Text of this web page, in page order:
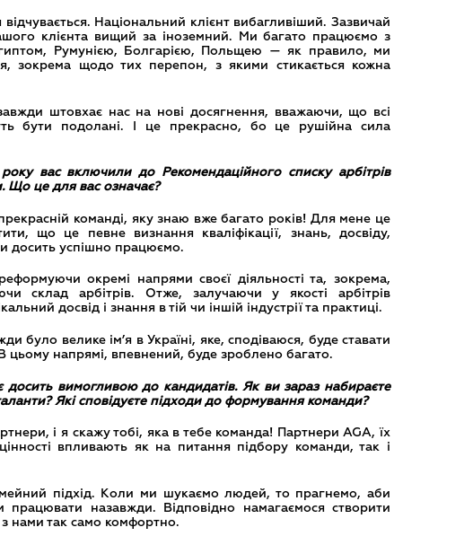
Національний клієнт вибагливіший. Зазвичай
клієнта вищий за іноземний. Ми багато працюємо з
Румунією, Болгарією, Польщею — як правило, ми
зокрема щодо тих перепон, з якими стикається кожна
штовхає нас на нові досягнення, вважаючи, що всі
бути подолані. І це прекрасно, бо це рушійна сила
вас включили до Рекомендаційного списку арбітрів
це для вас означає?
команді, яку знаю вже багато років! Для мене це
що це певне визнання кваліфікації, знань, досвіду,
досить успішно працюємо.
окремі напрями своєї діяльності та, зокрема,
склад арбітрів. Отже, залучаючи у якості арбітрів
досвід і знання в тій чи іншій індустрії та практиці.
велике ім’я в Україні, яке, сподіваюся, буде ставати
цьому напрямі, впевнений, буде зроблено багато.
вимогливою до кандидатів. Як ви зараз набираєте
Які сповідуєте підходи до формування команди?
і я скажу тобі, яка в тебе команда! Партнери AGA, їх
цінності впливають як на питання підбору команди, так і
підхід. Коли ми шукаємо людей, то прагнемо, аби
назавжди. Відповідно намагаємося створити
нами так само комфортно.